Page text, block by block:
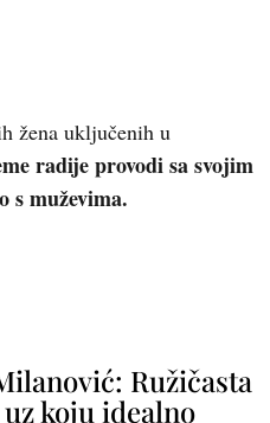
žena uključenih u
radije provodi sa svojim
s muževima.
Ružičasta
koju idealno